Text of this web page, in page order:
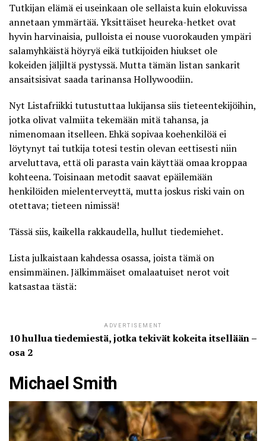
Tutkijan elämä ei useinkaan ole sellaista kuin elokuvissa
annetaan ymmärtää. Yksittäiset heureka-hetket ovat
hyvin harvinaisia, pulloista ei nouse vuorokauden ympäri
salamyhkäistä höyryä eikä tutkijoiden hiukset ole
kokeiden jäljiltä pystyssä. Mutta tämän listan sankarit
ansaitsisivat saada tarinansa Hollywoodiin.
Nyt Listafriikkitutustuttaa lukijansa siis tieteentekijöihin,
jotka olivat valmiita tekemään mitä tahansa, ja
nimenomaan itselleen. Ehkä sopivaa koehenkilöä ei
löytynyt tai tutkija totesi testin olevan eettisesti niin
arveluttava, että oli parasta vain käyttää omaa kroppaa
kohteena. Toisinaan metodit saavat epäilemään
henkilöiden mielenterveyttä, mutta joskus riski vain on
otettava; tieteen nimissä!
Tässä siis, kaikella rakkaudella, hullut tiedemiehet.
Lista julkaistaan kahdessa osassa, joista tämä on
ensimmäinen. Jälkimmäiset omalaatuiset nerot voit
katsastaa tästä:
ADVERTISEMENT
10 hullua tiedemiestä, jotka tekivät kokeita itsellään –
osa 2
Michael Smith